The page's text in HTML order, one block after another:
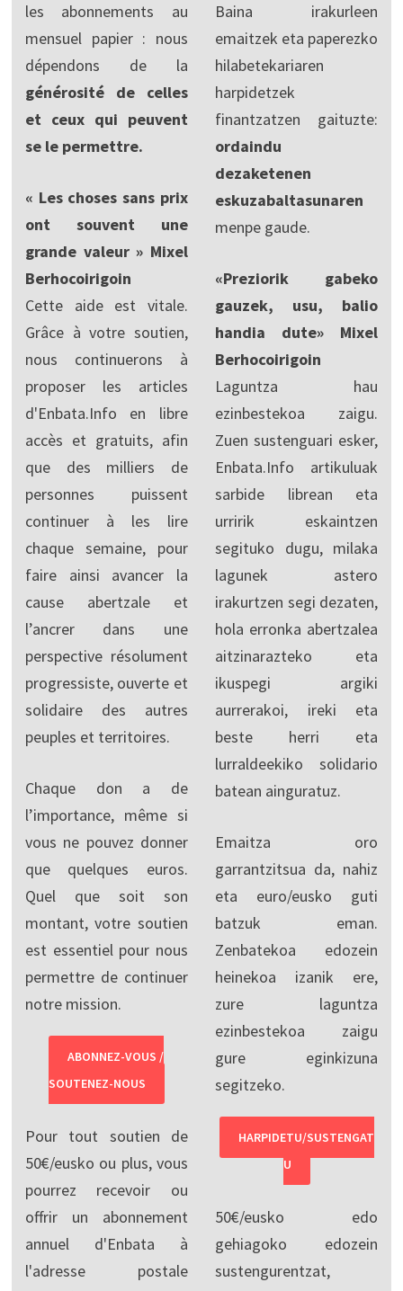
les abonnements au
mensuel papier : nous
dépendons de la
générosité de celles
et ceux qui peuvent
se le permettre.
« Les choses sans prix
ont souvent une
grande valeur » Mixel
Berhocoirigoin
Cette aide est vitale.
Grâce à votre soutien,
nous continuerons à
proposer les articles
d'Enbata.Info en libre
accès et gratuits, afin
que des milliers de
personnes puissent
continuer à les lire
chaque semaine, pour
faire ainsi avancer la
cause abertzale et
l’ancrer dans une
perspective résolument
progressiste, ouverte et
solidaire des autres
peuples et territoires.
Chaque don a de
l’importance, même si
vous ne pouvez donner
que quelques euros.
Quel que soit son
montant, votre soutien
est essentiel pour nous
permettre de continuer
notre mission.
ABONNEZ-VOUS /
SOUTENEZ-NOUS
Pour tout soutien de
50€/eusko ou plus, vous
pourrez recevoir ou
offrir un abonnement
annuel d'Enbata à
l'adresse postale
Baina irakurleen
emaitzek eta paperezko
hilabetekariaren
harpidetzek
finantzatzen gaituzte:
ordaindu
dezaketenen
eskuzabaltasunaren
menpe gaude.
«Preziorik gabeko
gauzek, usu, balio
handia dute» Mixel
Berhocoirigoin
Laguntza hau
ezinbestekoa zaigu.
Zuen sustenguari esker,
Enbata.Info artikuluak
sarbide librean eta
urririk eskaintzen
segituko dugu, milaka
lagunek astero
irakurtzen segi dezaten,
hola erronka abertzalea
aitzinarazteko eta
ikuspegi argiki
aurrerakoi, ireki eta
beste herri eta
lurraldeekiko solidario
batean ainguratuz.
Emaitza oro
garrantzitsua da, nahiz
eta euro/eusko guti
batzuk eman.
Zenbatekoa edozein
heinekoa izanik ere,
zure laguntza
ezinbestekoa zaigu
gure eginkizuna
segitzeko.
HARPIDETU/SUSTENGAT
U
50€/eusko edo
gehiagoko edozein
sustengurentzat,